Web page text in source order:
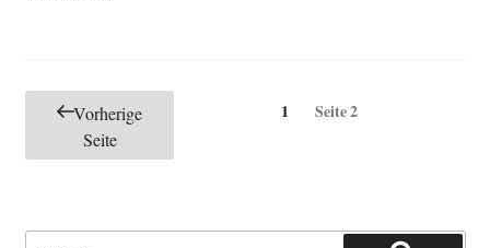
Seitennummerierung
Beiträge
Vorherige
Seite
Seite
1 Seite2